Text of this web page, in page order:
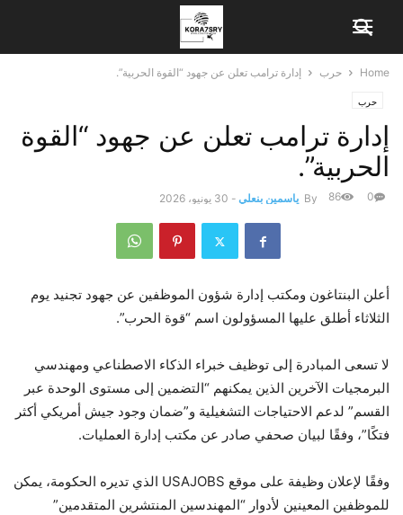
Home حرب إدارة ترامب تعلن عن جهود “القوة الحربية”.
حرب
إدارة ترامب تعلن عن جهود “القوة
الحربية”.
By ياسمين بنعلي - 30 يونيو، 2026 0
86
أعلن البنتاغون ومكتب إدارة شؤون الموظفين عن جهود تجنيد يوم
الثلاثاء أطلق عليها المسؤولون اسم “قوة الحرب”.
لا تسعى المبادرة إلى توظيف خبراء الذكاء الاصطناعي ومهندسي
البرمجيات الآخرين الذين يمكنهم “التضمين إلى مستوى الوحدة عبر
القسم” لدعم الاحتياجات التشغيلية و”ضمان وجود جيش أمريكي أكثر
فتكًا”، وفقًا لبيان صحفي صادر عن مكتب إدارة العمليات.
وفقًا لإعلان وظيفة على موقع USAJOBS الذي تديره الحكومة، يمكن
للموظفين المعينين لأدوار “المهندسين المنتشرين المتقدمين”